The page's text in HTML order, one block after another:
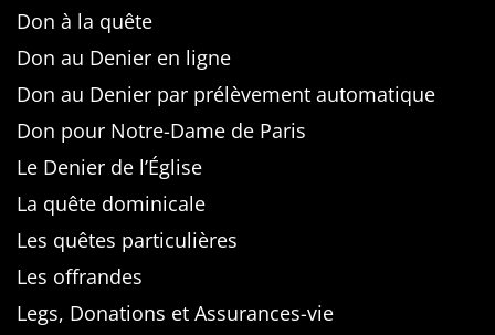
Don à la quête
Don au Denier en ligne
Don au Denier par prélèvement automatique
Don pour Notre-Dame de Paris
Le Denier de l’Église
La quête dominicale
Les quêtes particulières
Les offrandes
Legs, Donations et Assurances-vie